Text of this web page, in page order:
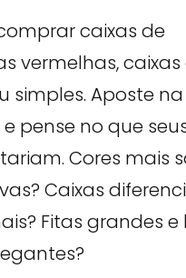
caixas de
vermelhas, caixas
simples. Aposte na
pense no que
Cores mais
Caixas
Fitas grandes e